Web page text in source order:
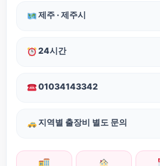
제주 · 제주시
24시간
01034143342
지역별 출장비 별도 문의